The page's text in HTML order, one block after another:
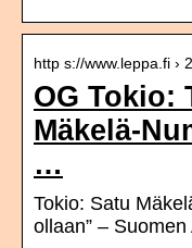
http s://www.leppa.fi ›
OG Tokio:
Mäkelä-
…
Tokio: Satu
ollaan” –